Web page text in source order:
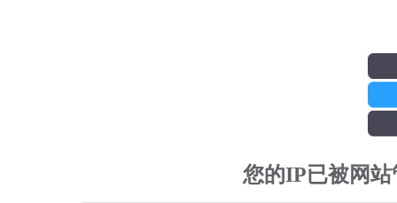
您的IP已被网